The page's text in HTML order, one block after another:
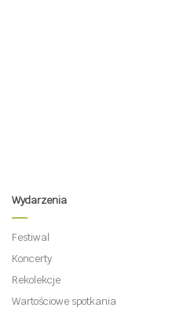
Wydarzenia
Festiwal
Koncerty
Rekolekcje
Wartościowe spotkania